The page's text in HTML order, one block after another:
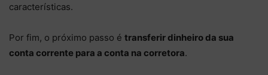
características.
Por fim, o próximo passo é transferir dinheiro da sua
conta corrente para a conta na corretora.